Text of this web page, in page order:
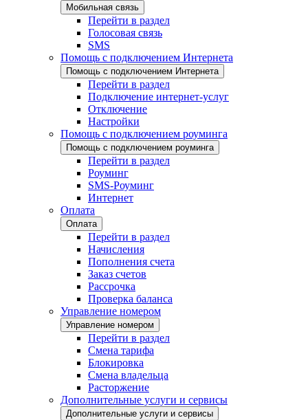
Мобильная связь
Перейти в раздел
Голосовая связь
SMS
Помощь с подключением Интернета
Помощь с подключением Интернета
Перейти в раздел
Подключение интернет-услуг
Отключение
Настройки
Помощь с подключением роуминга
Помощь с подключением роуминга
Перейти в раздел
Роуминг
SMS-Роуминг
Интернет
Оплата
Оплата
Перейти в раздел
Начисления
Пополнения счета
Заказ счетов
Рассрочка
Проверка баланса
Управление номером
Управление номером
Перейти в раздел
Смена тарифа
Блокировка
Смена владельца
Расторжение
Дополнительные услуги и сервисы
Дополнительные услуги и сервисы